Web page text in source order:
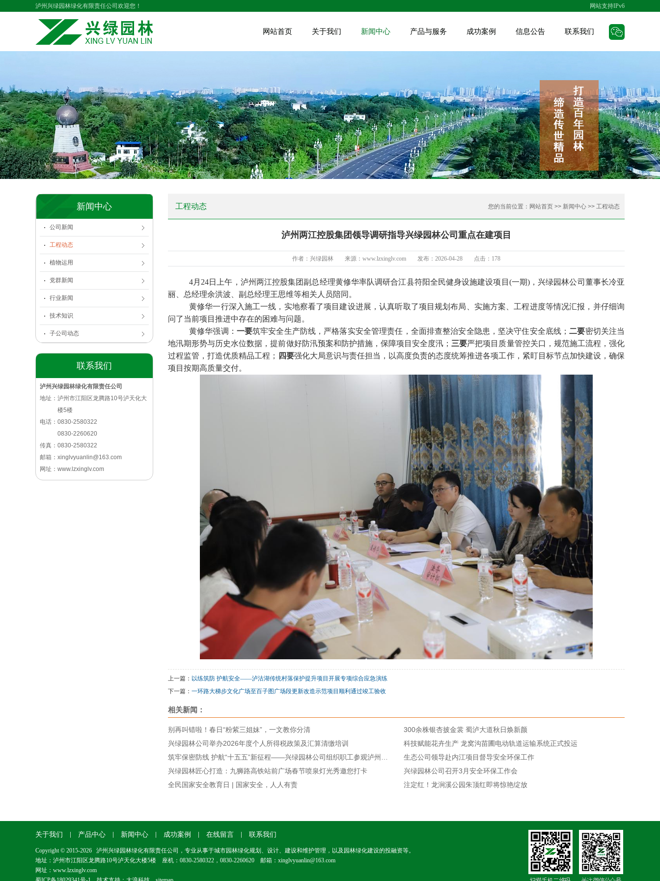
泸州兴绿园林绿化有限责任公司欢迎您！ 网站支持IPv6
网站首页 关于我们
组织架构
领导关怀
公司资质
荣誉认证
营业执照
新闻中心
植物运用
党群新闻
行业新闻
技术知识
子公司动态
产品与服务
花卉苗木生产
成功案例 信息公告
招标公告
联系我们
在线留言
新闻中心
公司新闻
工程动态
植物运用
党群新闻
行业新闻
技术知识
子公司动态
联系我们
泸州兴绿园林绿化有限责任公司
地址：泸州市江阳区龙腾路10号泸天化大
楼5楼
电话：0830-2580322
0830-2260620
传真：0830-2580322
邮箱：xinglvyuanlin@163.com
网址：www.lzxinglv.com
工程动态 您的当前位置： 网站首页 >> 新闻中心 >> 工程动态
泸州两江控股集团领导调研指导兴绿园林公司重点在建项目
作者：兴绿园林 来源：www.lzxinglv.com 发布：2026-04-28 点击： 178
4月24日上午，泸州两江控股集团副总经理黄修华率队调研合江县符阳全民健身设施建设项目(一期)，兴绿园林公司董事长冷亚
丽、总经理余洪波、副总经理王思维等相关人员陪同。
黄修华一行深入施工一线，实地察看了项目建设进展，认真听取了项目规划布局、实施方案、工程进度等情况汇报，并仔细询
问了当前项目推进中存在的困难与问题。
黄修华强调： 一要筑牢安全生产防线，严格落实安全管理责任，全面排查整治安全隐患，坚决守住安全底线；二要密切关注当
地汛期形势与历史水位数据，提前做好防汛预案和防护措施，保障项目安全度汛； 三要严把项目质量管控关口，规范施工流程，强化
过程监管，打造优质精品工程；
四要强化大局意识与责任担当，以高度负责的态度统筹推进各项工作，紧盯目标节点加快建设，确保
项目按期高质量交付。
上一篇： 以练筑防 护航安全——泸沽湖传统村落保护提升项目开展专项综合应急演练
下一篇： 一环路大梯步文化广场至百子图广场段更新改造示范项目顺利通过竣工验收
相关新闻：
别再叫错啦！春日“粉紫三姐妹”，一文教你分清
300余株银杏披金裳 蜀泸大道秋日焕新颜
兴绿园林公司举办2026年度个人所得税政策及汇算清缴培训
科技赋能花卉生产 龙窝沟苗圃电动轨道运输系统正式投运
生态公司领导赴内江项目督导安全环保工作
兴绿园林匠心打造：九狮路高铁站前广场春节喷泉灯光秀邀您打卡
兴绿园林公司召开3月安全环保工作会
全民国家安全教育日 | 国家安全，人人有责
注定红！龙涧溪公园朱顶红即将惊艳绽放
关于我们 产品中心 新闻中心 成功案例 在线留言 联系我们
Copyright © 2015-2026 泸州兴绿园林绿化有限责任公司，专业从事于城市园林绿化规划、设计、建设和维护管理，以及园林绿化建设的投融资等。
地址：泸州市江阳区龙腾路10号泸天化大楼5楼 座机：0830-2580322，0830-2260620 邮箱：xinglvyuanlin@163.com
网址：www.lzxinglv.com